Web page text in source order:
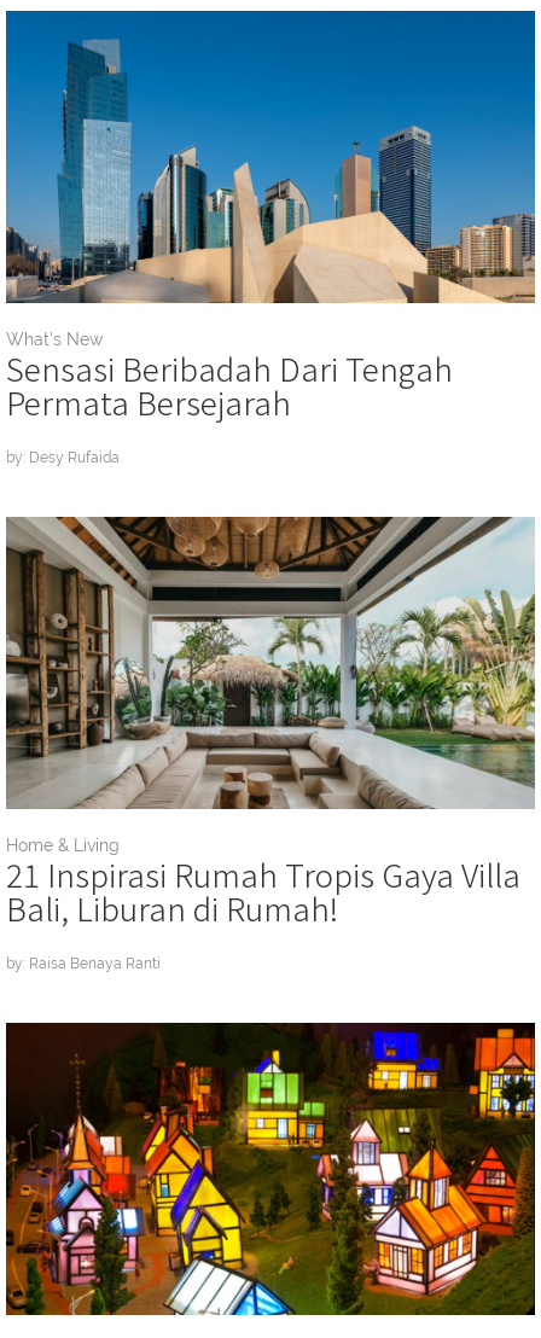
What's New
Sensasi Beribadah Dari Tengah
Permata Bersejarah
by: Desy Rufaida
Home & Living
21 Inspirasi Rumah Tropis Gaya Villa
Bali, Liburan di Rumah!
by: Raisa Benaya Ranti